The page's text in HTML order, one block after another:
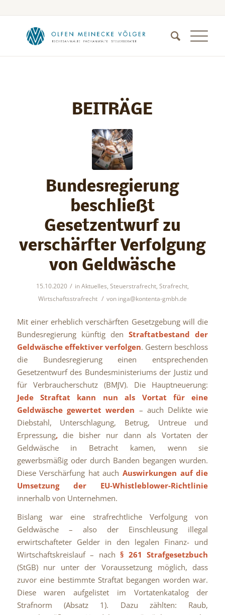
BEITRÄGE
Bundesregierung
beschließt
Gesetzentwurf zu
verschärfter Verfolgung
von Geldwäsche
15.10.2020 / inAktuelles, Steuerstrafrecht, Strafrecht,
Wirtschaftsstrafrecht / von inga@kontenta-gmbh.de
Mit einer erheblich verschärften Gesetzgebung will die
Bundesregierung künftig denStraftatbestand der
Geldwäsche effektiver verfolgen. Gestern beschloss
die Bundesregierung einen entsprechenden
Gesetzentwurf des Bundesministeriums der Justiz und
für Verbraucherschutz (BMJV). Die Hauptneuerung:
Jede Straftat kann nun als Vortat für eine
Geldwäsche gewertet werden – auch Delikte wie
Diebstahl, Unterschlagung, Betrug, Untreue und
Erpressung, die bisher nur dann als Vortaten der
Geldwäsche in Betracht kamen, wenn sie
gewerbsmäßig oder durch Banden begangen wurden.
Diese Verschärfung hat auchAuswirkungen auf die
Umsetzung der EU-Whistleblower-Richtlinie
innerhalb von Unternehmen.
Bislang war eine strafrechtliche Verfolgung von
Geldwäsche – also der Einschleusung illegal
erwirtschafteter Gelder in den legalen Finanz- und
Wirtschaftskreislauf – nach § 261 Strafgesetzbuch
(StGB) nur unter der Voraussetzung möglich, dass
zuvor eine bestimmte Straftat begangen worden war.
Diese waren aufgelistet im Vortatenkatalog der
Strafnorm (Absatz 1). Dazu zählten: Raub,